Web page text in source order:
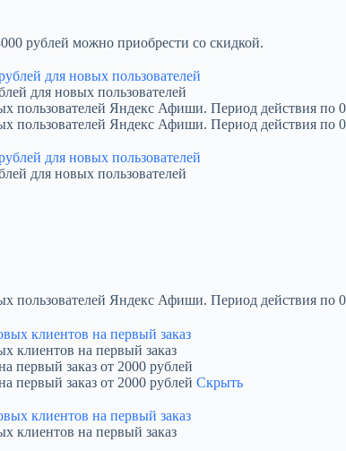
рублей можно приобрести со скидкой.
для новых пользователей
пользователей Яндекс Афиши. Период действия по
пользователей Яндекс Афиши. Период действия по
для новых пользователей
пользователей Яндекс Афиши. Период действия по
клиентов на первый заказ
заказ от 2000 рублей
заказ от 2000 рублей Скрыть
клиентов на первый заказ